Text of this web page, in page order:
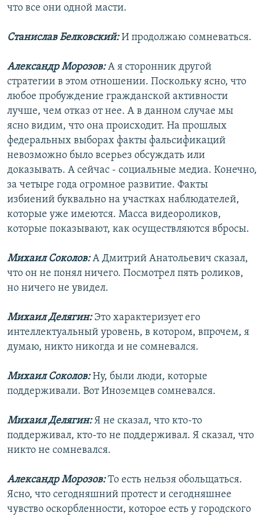
что все они одной масти.
Станислав Белковский:И продолжаю сомневаться.
Александр Морозов:А я сторонник другой
стратегии в этом отношении. Поскольку ясно, что
любое пробуждение гражданской активности
лучше, чем отказ от нее. А в данном случае мы
ясно видим, что она происходит. На прошлых
федеральных выборах факты фальсификаций
невозможно было всерьез обсуждать или
доказывать. А сейчас - социальные медиа. Конечно,
за четыре года огромное развитие. Факты
избиений буквально на участках наблюдателей,
которые уже имеются. Масса видеороликов,
которые показывают, как осуществляются вбросы.
Михаил Соколов:А Дмитрий Анатольевич сказал,
что он не понял ничего. Посмотрел пять роликов,
но ничего не увидел.
Михаил Делягин:Это характеризует его
интеллектуальный уровень, в котором, впрочем, я
думаю, никто никогда и не сомневался.
Михаил Соколов:Ну, были люди, которые
поддерживали. Вот Иноземцев сомневался.
Михаил Делягин:Я не сказал, что кто-то
поддерживал, кто-то не поддерживал. Я сказал, что
никто не сомневался.
Александр Морозов:То есть нельзя обольщаться.
Ясно, что сегодняшний протест и сегодняшнее
чувство оскорбленности, которое есть у городского